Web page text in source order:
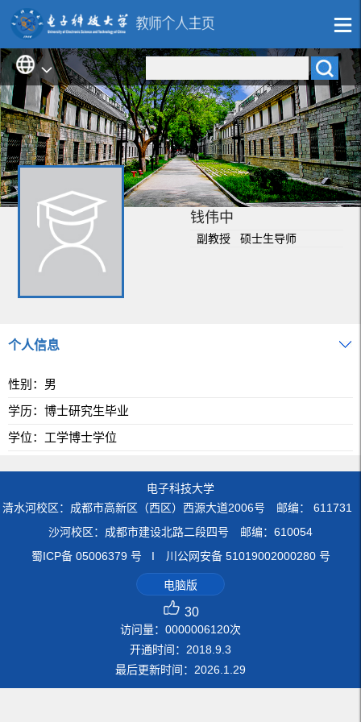
钱伟中
副教授 硕士生导师
个人信息
性别：男
学历：博士研究生毕业
学位：工学博士学位
电子科技大学
清水河校区：成都市高新区（西区）西源大道2006号 邮编： 611731
沙河校区：成都市建设北路二段四号 邮编：610054
蜀ICP备 05006379 号 I 川公网安备 51019002000280 号
电脑版
30
访问量： 0000006120次
开通时间： 2018 9 3
最后更新时间： 2026 1 29